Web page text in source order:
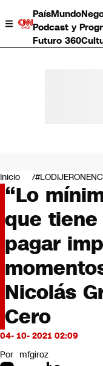
PaísMundo
Podcast y
Futuro 360
Negocios
Deportes
Programas
Cultura
Servicios
Bits
CNN Data
CNN tiempo
Futuro 360
Opinión
Inicio
“Lo
que
pagar
Nicolás
Cero
04- 10- 2021 02:09
Por mfgiroz